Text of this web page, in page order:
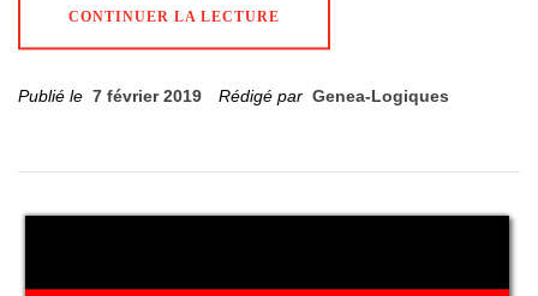
CONTINUER LA LECTURE
Publié le 7 février 2019 Rédigé par Genea-Logiques